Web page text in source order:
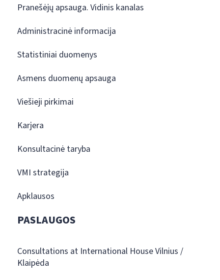
Pranešėjų apsauga. Vidinis kanalas
Administracinė informacija
Statistiniai duomenys
Asmens duomenų apsauga
Viešieji pirkimai
Karjera
Konsultacinė taryba
VMI strategija
Apklausos
PASLAUGOS
Consultations at International House Vilnius /
Klaipėda